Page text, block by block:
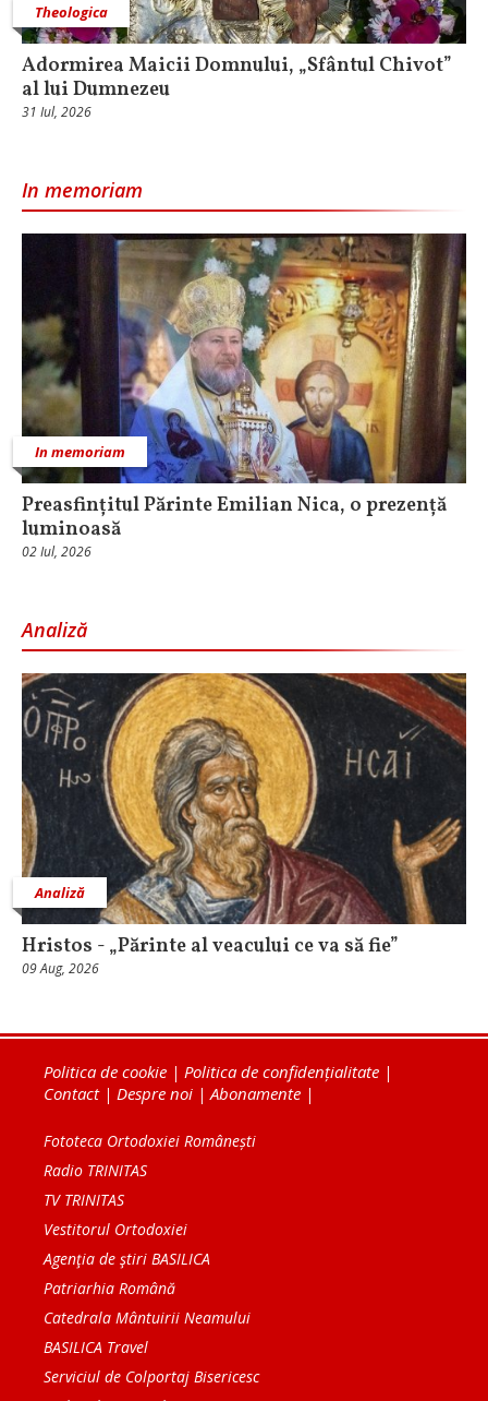
Theologica
Adormirea Maicii Domnului, „Sfântul Chivot”
al lui Dumnezeu
31 Iul, 2026
In memoriam
In memoriam
Preasfințitul Părinte Emilian Nica, o prezență
luminoasă
02 Iul, 2026
Analiză
Analiză
Hristos - „Părinte al veacului ce va să fie”
09 Aug, 2026
Politica de cookie | Politica de confidențialitate |
Contact| Despre noi | Abonamente |
Fototeca Ortodoxiei Românești
Radio TRINITAS
TV TRINITAS
Vestitorul Ortodoxiei
Agenţia de ştiri BASILICA
Patriarhia Română
Catedrala Mântuirii Neamului
BASILICA Travel
Serviciul de Colportaj Bisericesc